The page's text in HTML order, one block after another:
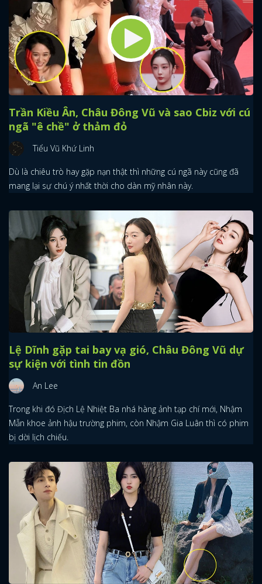
Trần Kiều Ân, Châu Đông Vũ và sao Cbiz với cú
ngã "ê chề" ở thảm đỏ
Tiểu Vũ Khứ Linh
Dù là chiêu trò hay gặp nạn thật thì những cú ngã này cũng đã
mang lại sự chú ý nhất thời cho dàn mỹ nhân này.
Lệ Dĩnh gặp tai bay vạ gió, Châu Đông Vũ dự
sự kiện với tình tin đồn
An Lee
Trong khi đó Địch Lệ Nhiệt Ba nhá hàng ảnh tạp chí mới, Nhậm
Mẫn khoe ảnh hậu trường phim, còn Nhậm Gia Luân thì có phim
bị dời lịch chiếu.